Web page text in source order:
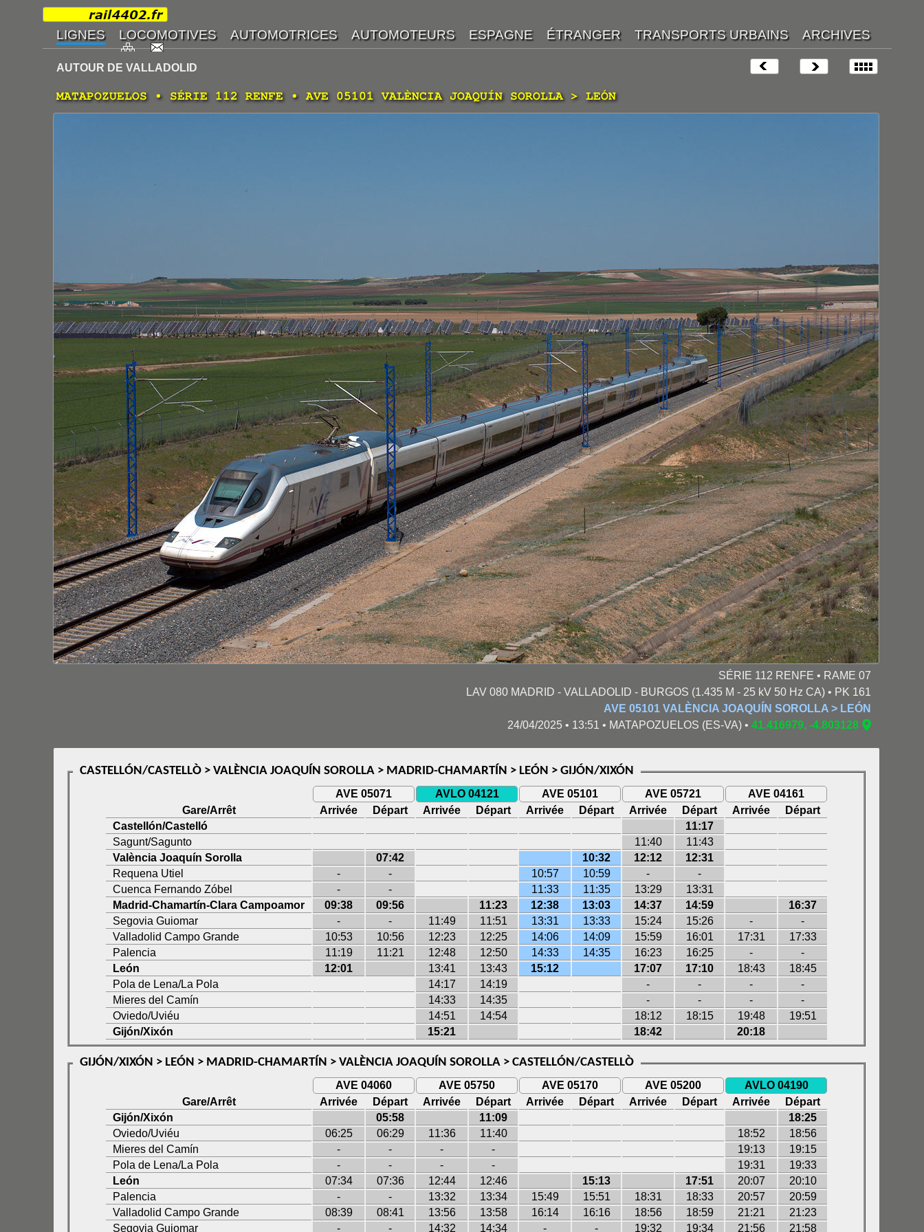
AUTOUR DE VALLADOLID
MATAPOZUELOS • SÉRIE 112 RENFE • AVE 05101 VALÈNCIA JOAQUÍN SOROLLA > LEÓN
SÉRIE 112 RENFE • RAME 07
LAV 080 MADRID - VALLADOLID - BURGOS (1.435 M - 25 kV 50 Hz CA) • PK 161
AVE 05101 VALÈNCIA JOAQUÍN SOROLLA > LEÓN
24/04/2025 • 13:51 • MATAPOZUELOS (ES-VA) • 41.416979, -4.803128
CASTELLÓN/CASTELLÒ > VALÈNCIA JOAQUÍN SOROLLA > MADRID-CHAMARTÍN > LEÓN > GIJÓN/XIXÓN
AVE 05071 AVLO 04121 AVE 05101 AVE 05721
AVE 04161
Gare/Arrêt
Arrivée Départ Arrivée Départ Arrivée Départ Arrivée Départ Arrivée
Départ
Castellón/Castelló
11:17
Sagunt/Sagunto
11:40
11:43
València Joaquín Sorolla
07:42 10:32 12:12
12:31
Requena Utiel
- - 10:57 10:59 -
-
Cuenca Fernando Zóbel
- - 11:33 11:35 13:29
13:31
Madrid-Chamartín-Clara Campoamor
09:38 09:56 11:23 12:38 13:03 14:37 14:59
16:37
Segovia Guiomar
- - 11:49 11:51 13:31 13:33 15:24 15:26 -
-
Valladolid Campo Grande
10:53 10:56 12:23 12:25 14:06 14:09 15:59 16:01 17:31
17:33
Palencia
11:19 11:21 12:48 12:50 14:33 14:35 16:23 16:25 -
-
León
12:01 13:41 13:43 15:12 17:07 17:10 18:43
18:45
Pola de Lena/La Pola
14:17 14:19 - - -
-
Mieres del Camín
14:33 14:35 - - -
-
Oviedo/Uviéu
14:51 14:54 18:12 18:15 19:48
19:51
Gijón/Xixón
15:21 18:42 20:18
GIJÓN/XIXÓN > LEÓN > MADRID-CHAMARTÍN > VALÈNCIA JOAQUÍN SOROLLA > CASTELLÓN/CASTELLÒ
AVE 04060 AVE 05750 AVE 05170 AVE 05200
AVLO 04190
Gare/Arrêt
Arrivée Départ Arrivée Départ Arrivée Départ Arrivée Départ Arrivée
Départ
Gijón/Xixón
05:58 11:09
18:25
Oviedo/Uviéu
06:25 06:29 11:36 11:40 18:52
18:56
Mieres del Camín
- - - - 19:13
19:15
Pola de Lena/La Pola
- - - - 19:31
19:33
León
07:34 07:36 12:44 12:46 15:13 17:51 20:07
20:10
Palencia
- - 13:32 13:34 15:49 15:51 18:31 18:33 20:57
20:59
Valladolid Campo Grande
08:39 08:41 13:56 13:58 16:14 16:16 18:56 18:59 21:21
21:23
Segovia Guiomar
- - 14:32 14:34 - - 19:32 19:34 21:56 21:58